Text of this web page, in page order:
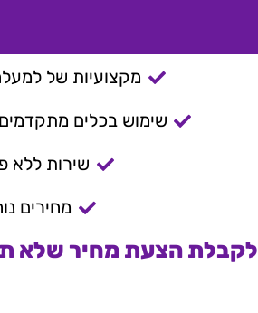
מקצועיות של למעלה מ-
שימוש בכלים מתקדמים
שירות ללא
מחירים
לקבלת הצעת מחיר שלא